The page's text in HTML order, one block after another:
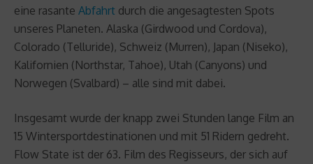
eine rasante Abfahrt durch die angesagtesten Spots
unseres Planeten. Alaska (Girdwood und Cordova),
Colorado (Telluride), Schweiz (Murren), Japan (Niseko),
Kalifornien (Northstar, Tahoe), Utah (Canyons) und
Norwegen (Svalbard) – alle sind mit dabei.
Insgesamt wurde der knapp zwei Stunden lange Film an
15 Wintersportdestinationen und mit 51 Ridern gedreht.
Flow State ist der 63. Film des Regisseurs, der sich auf